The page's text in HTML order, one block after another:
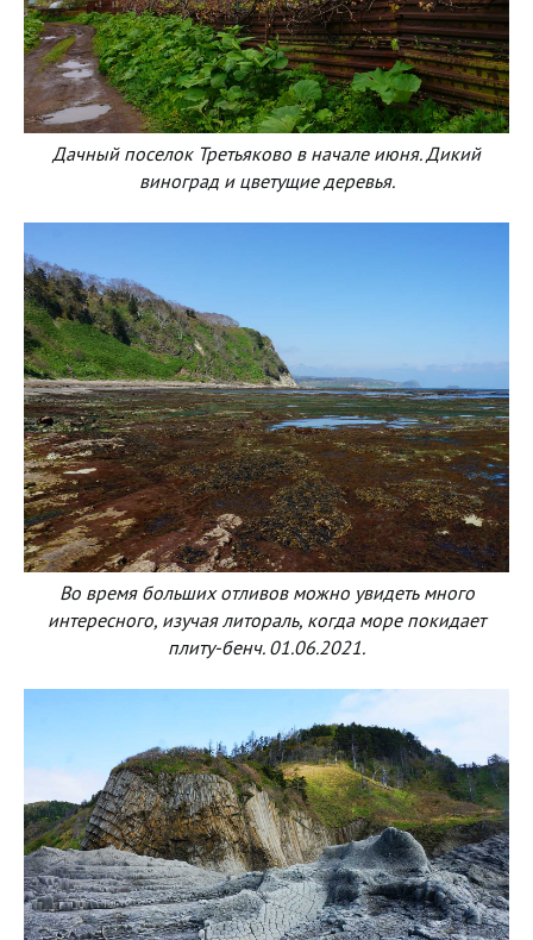
Дачный поселок Третьяково в начале июня. Дикий
виноград и цветущие деревья.
Во время больших отливов можно увидеть много
интересного, изучая литораль, когда море покидает
плиту-бенч. 01.06.2021.